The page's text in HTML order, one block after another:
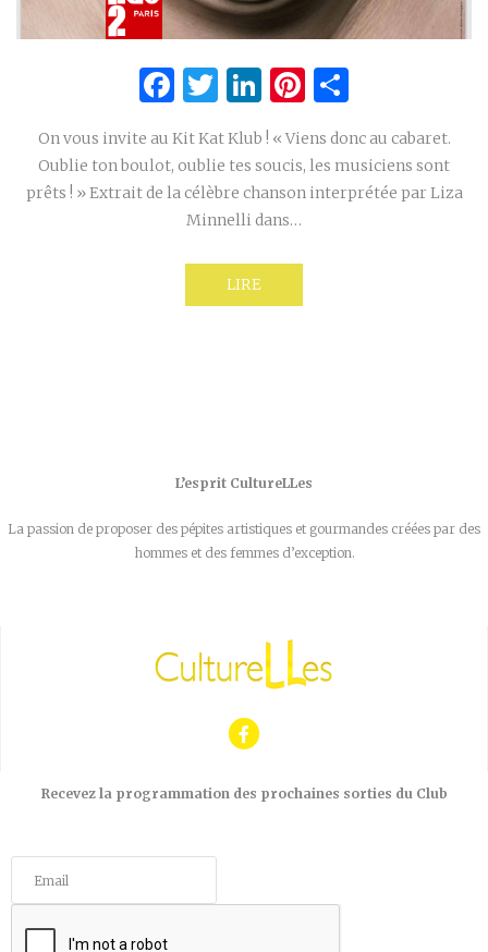
Facebook
Twitter
LinkedIn
Pinterest
On vous invite au Kit Kat Klub ! « Viens donc au cabaret.
Oublie ton boulot, oublie tes soucis, les musiciens sont
prêts ! » Extrait de la célèbre chanson interprétée par Liza
Minnelli dans…
LIRE
L’esprit CultureLLes
La passion de proposer des pépites artistiques et gourmandes créées par des
hommes et des femmes d’exception.
Recevez la programmation des prochaines sorties du Club